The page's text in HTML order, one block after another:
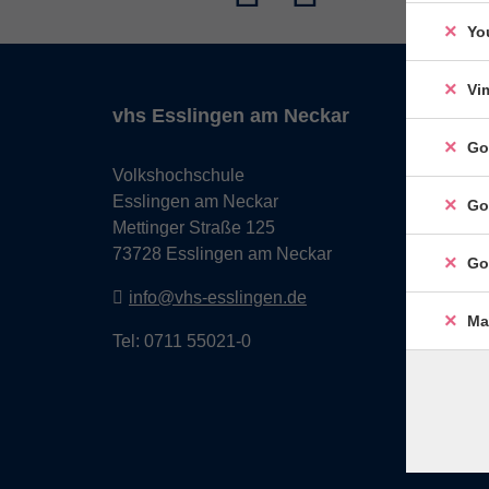
vhs Esslingen am Neckar
Volkshochschule
Esslingen am Neckar
Mettinger Straße 125
73728 Esslingen am Neckar
info@vhs-esslingen.de
Tel: 0711 55021-0